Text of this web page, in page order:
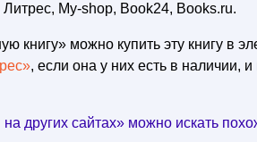
My-shop, Book24, Books.ru.
книгу» можно купить эту книгу в
, если она у них есть в наличии,
других сайтах» можно искать